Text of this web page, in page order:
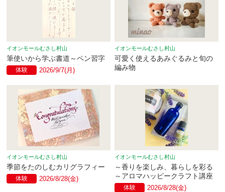
イオンモールむさし村山
筆使いから学ぶ書道～ペン習字
体験 2026/9/7(月)
イオンモールむさし村山
可愛く使えるあみぐるみと旬の
編み物
イオンモールむさし村山
季節をたのしむカリグラフィー
体験 2026/8/28(金)
イオンモールむさし村山
～香りを楽しみ、暮らしを彩る
～アロマハッピークラフト講座
体験 2026/8/28(金)